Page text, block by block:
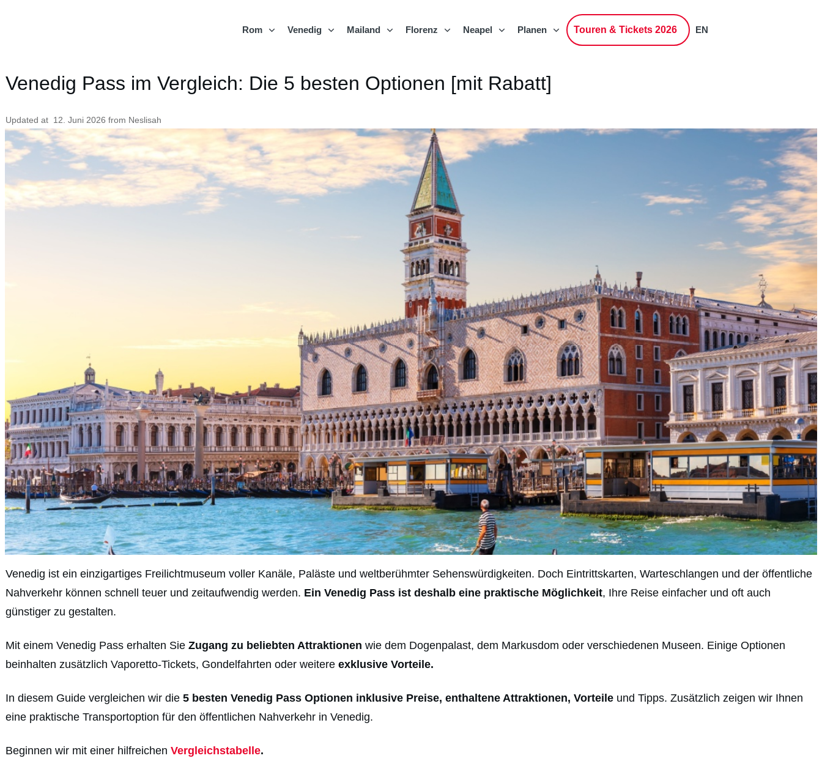
Rom Venedig Mailand Florenz Neapel Planen Touren & Tickets 2026 EN
Venedig Pass im Vergleich: Die 5 besten Optionen [mit Rabatt]
Updated at 12. Juni 2026 from Neslisah
Venedig ist ein einzigartiges Freilichtmuseum voller Kanäle, Paläste und weltberühmter Sehenswürdigkeiten. Doch Eintrittskarten, Warteschlangen und der öffentliche
Nahverkehr können schnell teuer und zeitaufwendig werden. Ein Venedig Pass ist deshalb eine praktische Möglichkeit, Ihre Reise einfacher und oft auch
günstiger zu gestalten.
Mit einem Venedig Pass erhalten Sie Zugang zu beliebten Attraktionen wie dem Dogenpalast, dem Markusdom oder verschiedenen Museen. Einige Optionen
beinhalten zusätzlich Vaporetto-Tickets, Gondelfahrten oder weitere exklusive Vorteile.
In diesem Guide vergleichen wir die 5 besten Venedig Pass Optionen inklusive Preise, enthaltene Attraktionen, Vorteile und Tipps. Zusätzlich zeigen wir Ihnen
eine praktische Transportoption für den öffentlichen Nahverkehr in Venedig.
Beginnen wir mit einer hilfreichen Vergleichstabelle.